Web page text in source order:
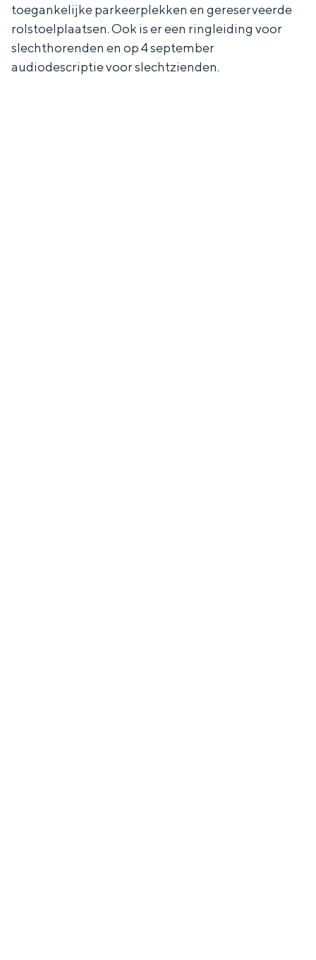
toegankelijke parkeerplekken en gereserveerde
rolstoelplaatsen. Ook is er een ringleiding voor
slechthorenden en op 4 september
audiodescriptie voor slechtzienden.